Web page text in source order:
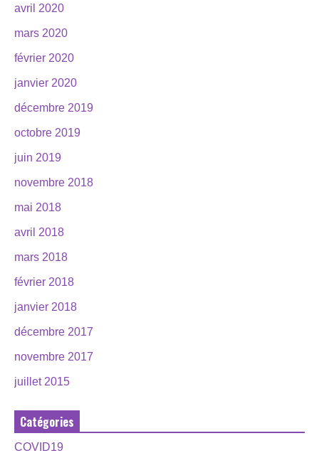
avril 2020
mars 2020
février 2020
janvier 2020
décembre 2019
octobre 2019
juin 2019
novembre 2018
mai 2018
avril 2018
mars 2018
février 2018
janvier 2018
décembre 2017
novembre 2017
juillet 2015
Catégories
COVID19